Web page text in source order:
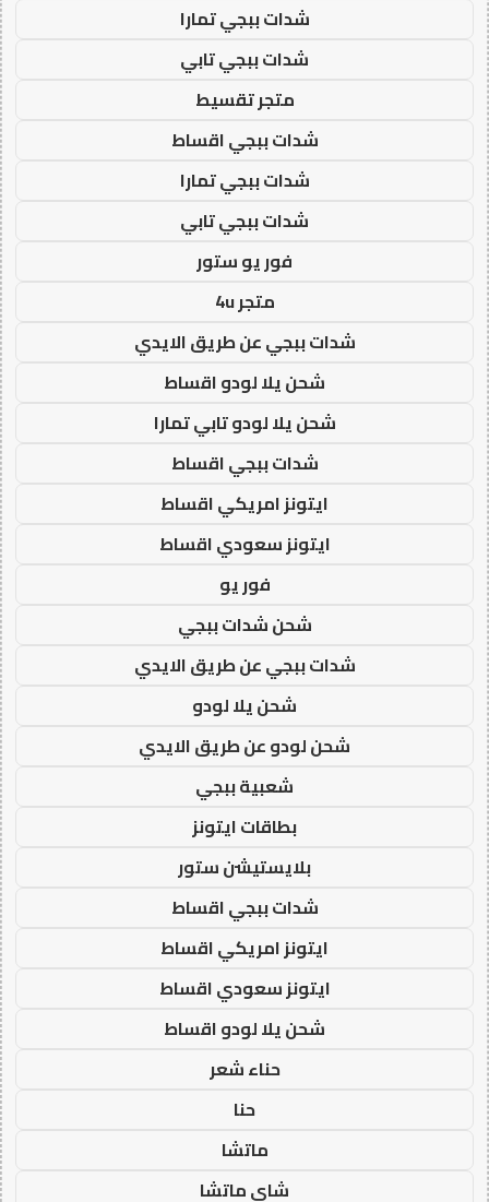
شدات ببجي تمارا
شدات ببجي تابي
متجر تقسيط
شدات ببجي اقساط
شدات ببجي تمارا
شدات ببجي تابي
فور يو ستور
متجر 4u
شدات ببجي عن طريق الايدي
شحن يلا لودو اقساط
شحن يلا لودو تابي تمارا
شدات ببجي اقساط
ايتونز امريكي اقساط
ايتونز سعودي اقساط
فور يو
شحن شدات ببجي
شدات ببجي عن طريق الايدي
شحن يلا لودو
شحن لودو عن طريق الايدي
شعبية ببجي
بطاقات ايتونز
بلايستيشن ستور
شدات ببجي اقساط
ايتونز امريكي اقساط
ايتونز سعودي اقساط
شحن يلا لودو اقساط
حناء شعر
حنا
ماتشا
شاي ماتشا